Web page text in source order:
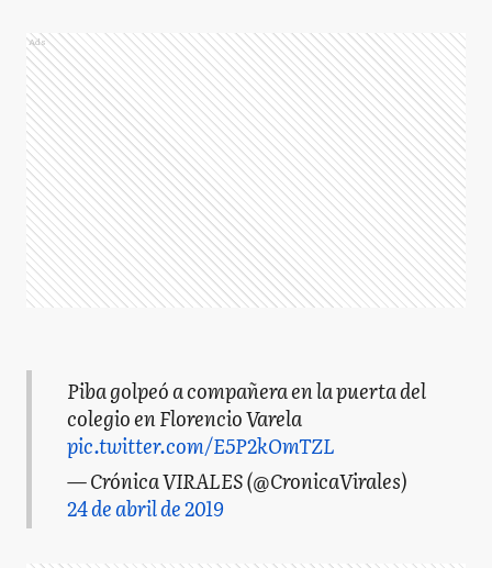
Ads
Piba golpeó a compañera en la puerta del
colegio en Florencio Varela
pic.twitter.com/E5P2kOmTZL
— Crónica VIRALES (@CronicaVirales)
24 de abril de 2019